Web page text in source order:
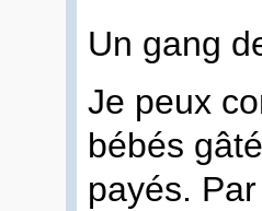
Un gang
Je peux
bébés
payés.